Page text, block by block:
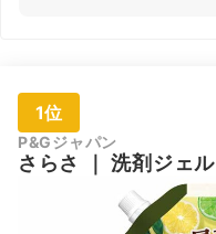
1位
P&Gジャパン
さらさ ｜洗剤ジェル